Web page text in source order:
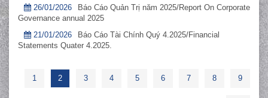
26/01/2026
Báo Cáo Quản Trị năm 2025/Report On Corporate
Governance annual 2025
21/01/2026
Báo Cáo Tài Chính Quý 4.2025/Financial
Statements Quater 4.2025.
1 2 3 4 5 6 7 8 9